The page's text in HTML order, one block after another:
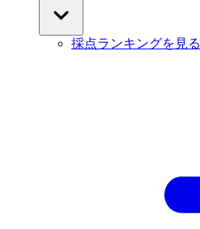
採点ランキングを見る